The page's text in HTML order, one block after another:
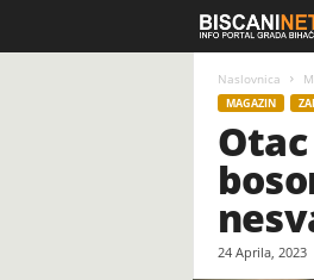
Naslovnica
MAGAZIN
24 Aprila, 2023